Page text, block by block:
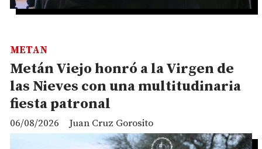
Metán Viejo honró a la Virgen de
las Nieves con una multitudinaria
fiesta patronal
Juan Cruz Gorosito
METAN
06/08/2026